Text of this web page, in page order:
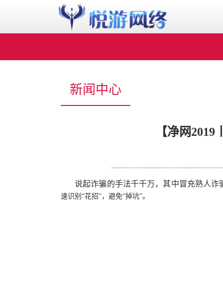
新闻中心
【净网
说起诈骗的手法千千万，其中冒充熟人诈
速识别“花招”，避免“掉坑”。